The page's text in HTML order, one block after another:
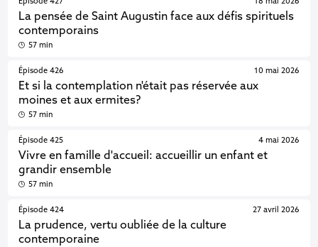
Épisode 427
La pensée de Saint Augustin face aux défis spirituels
contemporains
18 mai 2026
57 min
Épisode 426
Et si la contemplation n'était pas réservée aux
moines et aux ermites?
10 mai 2026
57 min
Épisode 425
Vivre en famille d'accueil: accueillir un enfant et
grandir ensemble
4 mai 2026
57 min
Épisode 424
La prudence, vertu oubliée de la culture
contemporaine
27 avril 2026